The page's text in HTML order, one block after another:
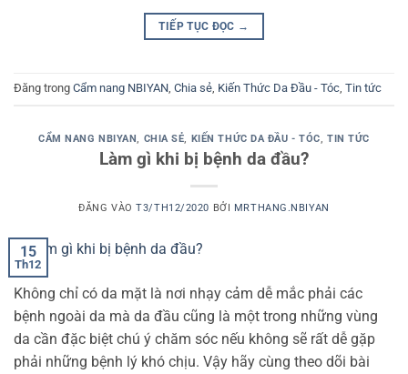
TIẾP TỤC ĐỌC →
Đăng trong Cẩm nang NBIYAN Chia sẻ Kiến Thức Da Đầu - Tóc Tin tức
CẨM NANG NBIYAN, CHIA SẺ, KIẾN THỨC DA ĐẦU - TÓC,TIN TỨC
Làm gì khi bị bệnh da đầu?
ĐĂNG VÀOT3/TH12/2020 BỞI MRTHANG.NBIYAN
15
Th12
Không chỉ có da mặt là nơi nhạy cảm dễ mắc phải các
bệnh ngoài da mà da đầu cũng là một trong những vùng
da cần đặc biệt chú ý chăm sóc nếu không sẽ rất dễ gặp
phải những bệnh lý khó chịu. Vậy hãy cùng theo dõi bài